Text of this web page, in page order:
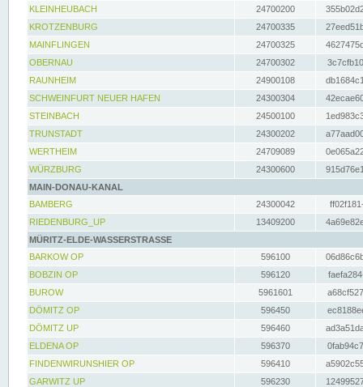
KLEINHEUBACH 24700200
KROTZENBURG
24700335
MAINFLINGEN
24700325
OBERNAU
24700302
RAUNHEIM
24900108
SCHWEINFURT NEUER HAFEN
24300304
STEINBACH
24500100
TRUNSTADT
24300202
WERTHEIM
24709089
WÜRZBURG
24300600
MAIN-DONAU-KANAL
BAMBERG
24300042
RIEDENBURG_UP
13409200
MÜRITZ-ELDE-WASSERSTRASSE
BARKOW OP
596100
BOBZIN OP
596120
BUROW
5961601
DÖMITZ OP
596450
DÖMITZ UP
596460
ELDENA OP
596370
FINDENWIRUNSHIER OP
596410
GARWITZ UP
596230